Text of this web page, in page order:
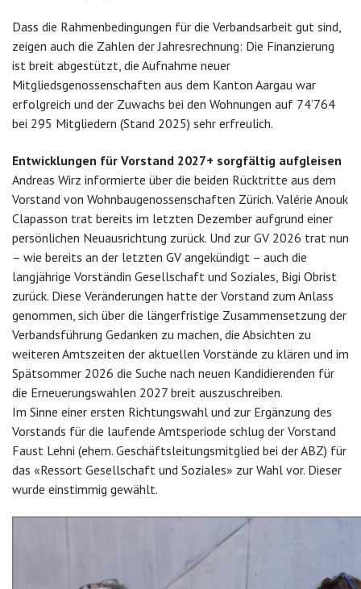
Dass die Rahmenbedingungen für die Verbandsarbeit gut sind,
zeigen auch die Zahlen der Jahresrechnung: Die Finanzierung
ist breit abgestützt, die Aufnahme neuer
Mitgliedsgenossenschaften aus dem Kanton Aargau war
erfolgreich und der Zuwachs bei den Wohnungen auf 74’764
bei 295 Mitgliedern (Stand 2025) sehr erfreulich.
Entwicklungen für Vorstand 2027+ sorgfältig aufgleisen
Andreas Wirz informierte über die beiden Rücktritte aus dem
Vorstand von Wohnbaugenossenschaften Zürich. Valérie Anouk
Clapasson trat bereits im letzten Dezember aufgrund einer
persönlichen Neuausrichtung zurück. Und zur GV 2026 trat nun
– wie bereits an der letzten GV angekündigt – auch die
langjährige Vorständin Gesellschaft und Soziales, Bigi Obrist
zurück. Diese Veränderungen hatte der Vorstand zum Anlass
genommen, sich über die längerfristige Zusammensetzung der
Verbandsführung Gedanken zu machen, die Absichten zu
weiteren Amtszeiten der aktuellen Vorstände zu klären und im
Spätsommer 2026 die Suche nach neuen Kandidierenden für
die Erneuerungswahlen 2027 breit auszuschreiben.
Im Sinne einer ersten Richtungswahl und zur Ergänzung des
Vorstands für die laufende Amtsperiode schlug der Vorstand
Faust Lehni (ehem. Geschäftsleitungsmitglied bei der ABZ) für
das «Ressort Gesellschaft und Soziales» zur Wahl vor. Dieser
wurde einstimmig gewählt.